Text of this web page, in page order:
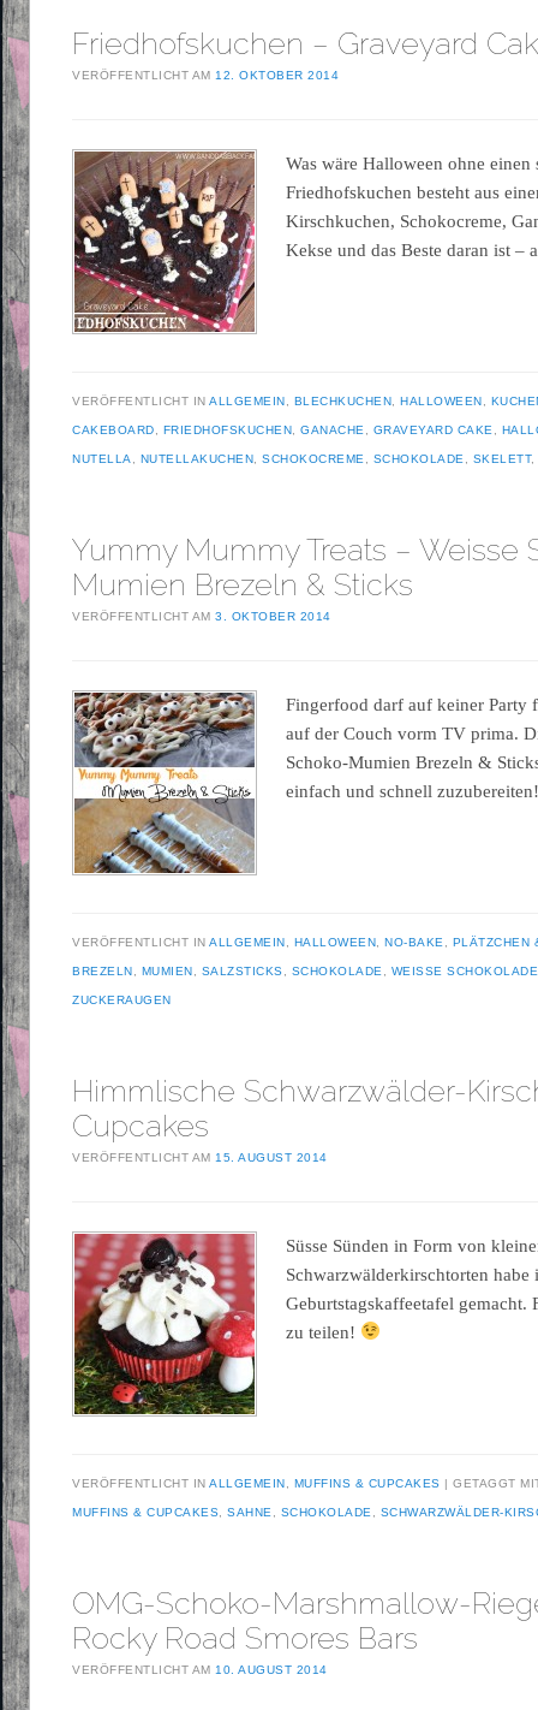
Friedhofskuchen – Graveyard
VERÖFFENTLICHT AM 12. OKTOBER 2014
Was wäre Halloween ohne
Friedhofskuchen besteht aus
Kirschkuchen, Schokocreme,
Kekse und das Beste daran ist –
VERÖFFENTLICHT INALLGEMEIN , BLECHKUCHEN, HALLOWEEN ,
CAKEBOARD, FRIEDHOFSKUCHEN,GANACHE, GRAVEYARD CAKE,
NUTELLA, NUTELLAKUCHEN,SCHOKOCREME, SCHOKOLADE, SKELETT
Yummy Mummy Treats – Weisse
Mumien Brezeln & Sticks
VERÖFFENTLICHT AM3. OKTOBER 2014
Fingerfood darf auf keiner Party
auf der Couch vorm TV prima.
Schoko-Mumien Brezeln &
einfach und schnell
VERÖFFENTLICHT INALLGEMEIN, HALLOWEEN,NO-BAKE, PLÄTZCHEN
BREZELN, MUMIEN, SALZSTICKS, SCHOKOLADE, WEISSE SCHOKOLADE
ZUCKERAUGEN
Himmlische Schwarzwälder-
Cupcakes
VERÖFFENTLICHT AM 15. AUGUST 2014
Süsse Sünden in Form von
Schwarzwälderkirschtorten habe
Geburtstagskaffeetafel gemacht.
zu teilen!
VERÖFFENTLICHT INALLGEMEIN MUFFINS & CUPCAKES GETAGGT
MUFFINS & CUPCAKES ,SAHNE SCHOKOLADE SCHWARZWÄLDER-
OMG-Schoko-Marshmallow-
Rocky Road Smores Bars
VERÖFFENTLICHT AM 10. AUGUST 2014